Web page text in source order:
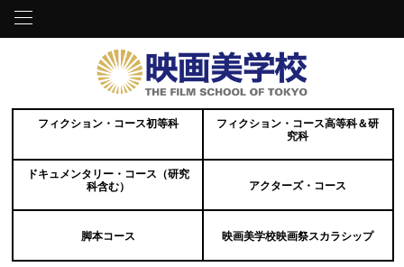
フィクション・コース初等科
フィクション・コース高等科＆研
究科
ドキュメンタリー・コース（研究
科含む）
アクターズ・コース
脚本コース 映画美学校映画祭スカラシップ